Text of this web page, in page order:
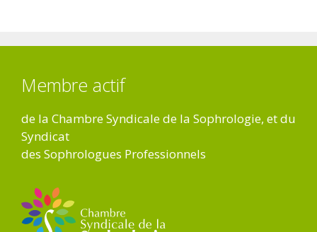
Membre actif
de la Chambre Syndicale de la Sophrologie, et du
Syndicat
des Sophrologues Professionnels